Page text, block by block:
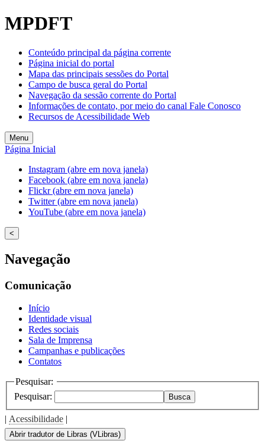
MPDFT
Conteúdo principal da página corrente
Página inicial do portal
Mapa das principais sessões do Portal
Campo de busca geral do Portal
Navegação da sessão corrente do Portal
Informações de contato, por meio do canal Fale Conosco
Recursos de Acessibilidade Web
Menu
Página Inicial
Instagram (abre em nova janela)
Facebook (abre em nova janela)
Flickr (abre em nova janela)
Twitter (abre em nova janela)
YouTube (abre em nova janela)
<
Navegação
Comunicação
Início
Identidade visual
Redes sociais
Sala de Imprensa
Campanhas e publicações
Contatos
Pesquisar:
Pesquisar:
Busca
| Acessibilidade |
Abrir tradutor de Libras (VLibras)